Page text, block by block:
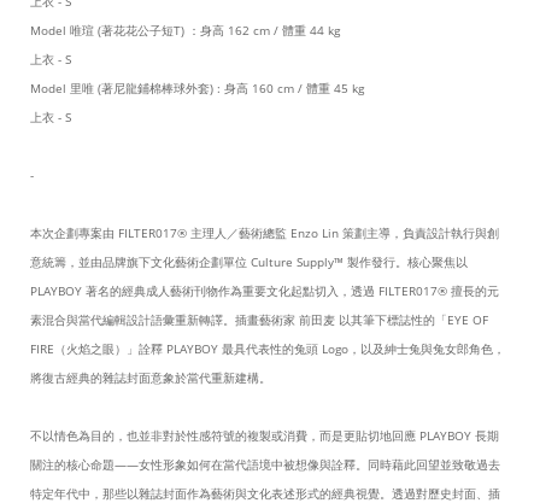
Model 唯瑄 (著花花公子短T) ：身高 162 cm / 體重 44 kg
上衣 - S
Model 里唯 (著尼龍鋪棉棒球外套) : 身高 160 cm / 體重 45 kg
上衣 - S
-
本次企劃專案由 FILTER017® 主理人／藝術總監 Enzo Lin 策劃主導，負責設計執行與創
意統籌，並由品牌旗下文化藝術企劃單位 Culture Supply™ 製作發行。核心聚焦以
PLAYBOY 著名的經典成人藝術刊物作為重要文化起點切入，透過 FILTER017® 擅長的元
素混合與當代編輯設計語彙重新轉譯。插畫藝術家 前田麦 以其筆下標誌性的「EYE OF
FIRE（火焰之眼）」詮釋 PLAYBOY 最具代表性的兔頭 Logo，以及紳士兔與兔女郎角色，
將復古經典的雜誌封面意象於當代重新建構。
不以情色為目的，也並非對於性感符號的複製或消費，而是更貼切地回應 PLAYBOY 長期
關注的核心命題——女性形象如何在當代語境中被想像與詮釋。同時藉此回望並致敬過去
特定年代中，那些以雜誌封面作為藝術與文化表述形式的經典視覺。透過對歷史封面、插